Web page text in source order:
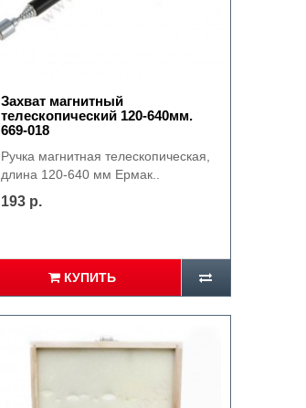
Захват магнитный
телескопический 120-640мм.
669-018
Ручка магнитная телескопическая,
длина 120-640 мм Ермак..
193 р.
КУПИТЬ